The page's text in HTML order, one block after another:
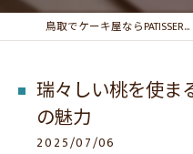
鳥取でケーキ屋ならPATISSERIE MONTE パティスリーモンテ
瑞々しい桃を使ま
の魅力
2025/07/06